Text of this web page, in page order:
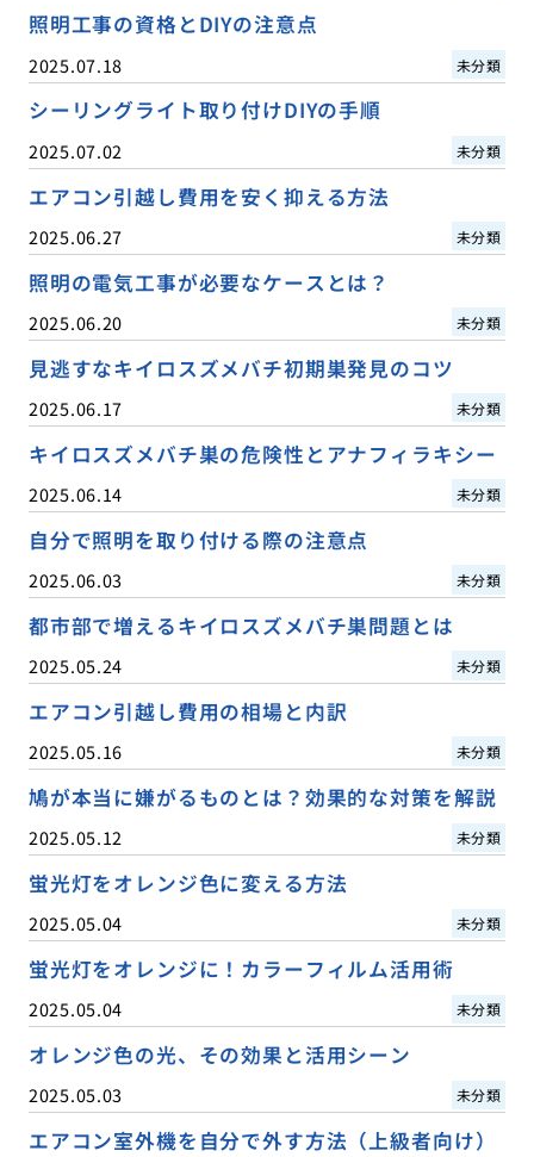
照明工事の資格とDIYの注意点
2025.07.18 未分類
シーリングライト取り付けDIYの手順
2025.07.02 未分類
エアコン引越し費用を安く抑える方法
2025.06.27 未分類
照明の電気工事が必要なケースとは？
2025.06.20 未分類
見逃すなキイロスズメバチ初期巣発見のコツ
2025.06.17 未分類
キイロスズメバチ巣の危険性とアナフィラキシー
2025.06.14 未分類
自分で照明を取り付ける際の注意点
2025.06.03 未分類
都市部で増えるキイロスズメバチ巣問題とは
2025.05.24 未分類
エアコン引越し費用の相場と内訳
2025.05.16 未分類
鳩が本当に嫌がるものとは？効果的な対策を解説
2025.05.12 未分類
蛍光灯をオレンジ色に変える方法
2025.05.04 未分類
蛍光灯をオレンジに！カラーフィルム活用術
2025.05.04 未分類
オレンジ色の光、その効果と活用シーン
2025.05.03 未分類
エアコン室外機を自分で外す方法（上級者向け）